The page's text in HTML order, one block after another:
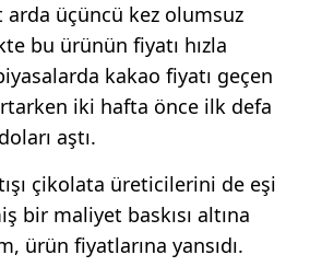
arda üçüncü kez olumsuz
bu ürünün fiyatı hızla
kakao fiyatı geçen
iki hafta önce ilk defa
aştı.
çikolata üreticilerini de eşi
bir maliyet baskısı altına
ürün fiyatlarına yansıdı.